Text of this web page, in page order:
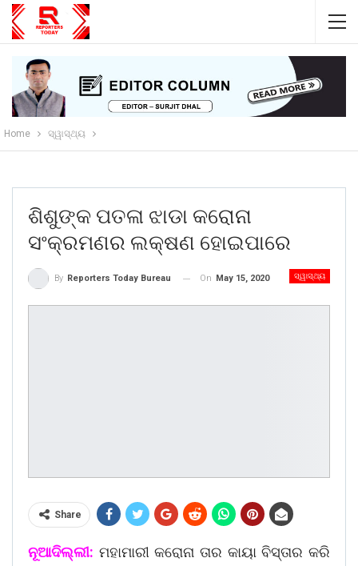
Home ସ୍ୱାସ୍ଥ୍ୟ
ଶିଶୁଙ୍କ ପତଳା ଝାଡା କରୋନା
ସଂକ୍ରମଣର ଲକ୍ଷଣ ହୋଇପାରେ
ସ୍ୱାସ୍ଥ୍ୟ
By Reporters Today Bureau On May 15, 2020
Share
ନୂଆଦିଲ୍ଲୀ: ମହାମାରୀ କରୋନା ତାର କାୟା ବିସ୍ତାର କରି